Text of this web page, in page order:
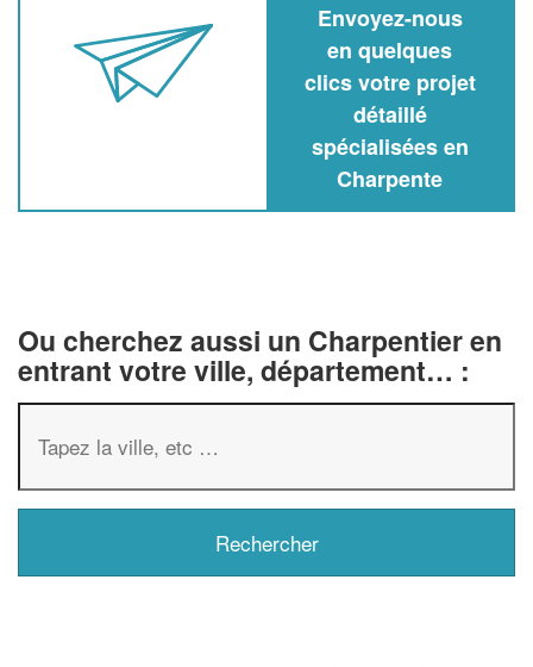
Envoyez-nous
en quelques
clics votre projet
détaillé
spécialisées en
Charpente
Ou cherchez aussi un Charpentier en
entrant votre ville, département… :